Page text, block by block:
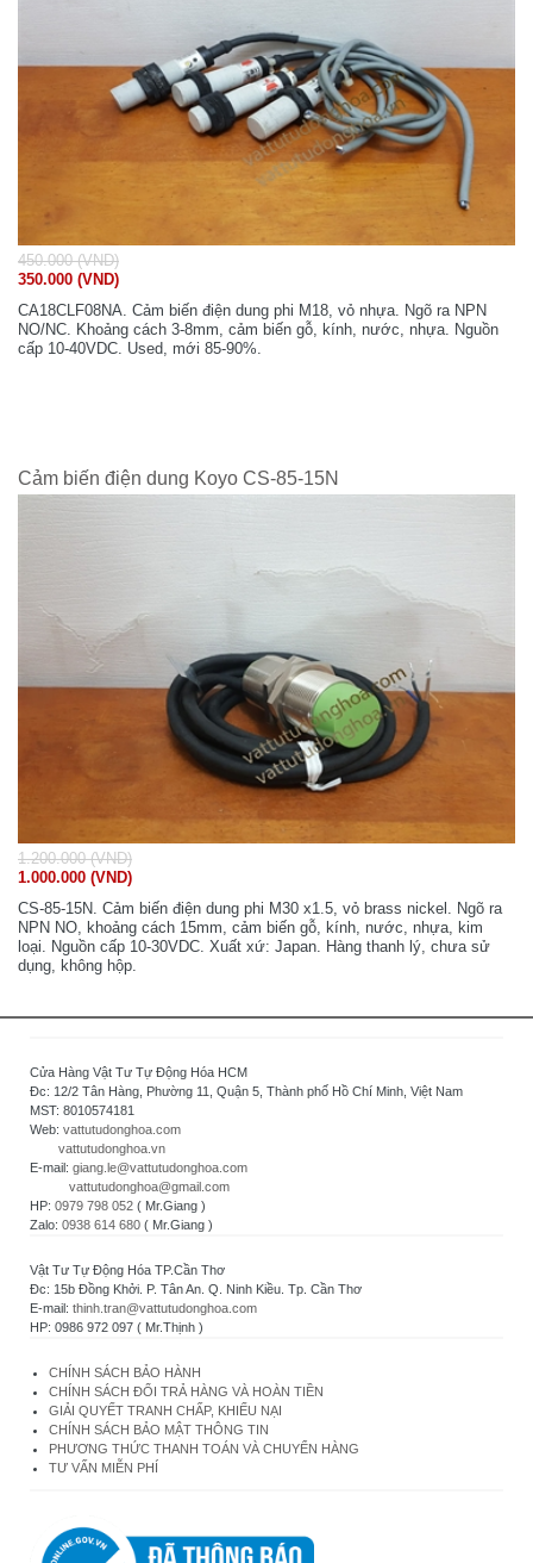
450.000 (VND)
350.000 (VND)
CA18CLF08NA. Cảm biến điện dung phi M18, vỏ nhựa. Ngõ ra NPN
NO/NC. Khoảng cách 3-8mm, cảm biến gỗ, kính, nước, nhựa. Nguồn
cấp 10-40VDC. Used, mới 85-90%.
Cảm biến điện dung Koyo CS-85-15N
1.200.000 (VND)
1.000.000 (VND)
CS-85-15N. Cảm biến điện dung phi M30 x1.5, vỏ brass nickel. Ngõ ra
NPN NO, khoảng cách 15mm, cảm biến gỗ, kính, nước, nhựa, kim
loại. Nguồn cấp 10-30VDC. Xuất xứ: Japan. Hàng thanh lý, chưa sử
dụng, không hộp.
Cửa Hàng Vật Tư Tự Động Hóa HCM
Đc: 12/2 Tân Hàng, Phường 11, Quận 5, Thành phố Hồ Chí Minh, Việt Nam
MST: 8010574181
Web: vattutudonghoa.com
vattutudonghoa.vn
E-mail: giang.le@vattutudonghoa.com
vattutudonghoa@gmail.com
HP: 0979 798 052 ( Mr.Giang )
Zalo: 0938 614 680 ( Mr.Giang )
Vật Tư Tự Động Hóa TP.Cần Thơ
Đc: 15b Đồng Khởi. P. Tân An. Q. Ninh Kiều. Tp. Cần Thơ
E-mail: thinh.tran@vattutudonghoa.com
HP: 0986 972 097 ( Mr.Thịnh )
CHÍNH SÁCH BẢO HÀNH
CHÍNH SÁCH ĐỔI TRẢ HÀNG VÀ HOÀN TIỀN
GIẢI QUYẾT TRANH CHẤP, KHIẾU NẠI
CHÍNH SÁCH BẢO MẬT THÔNG TIN
PHƯƠNG THỨC THANH TOÁN VÀ CHUYỂN HÀNG
TƯ VẤN MIỄN PHÍ